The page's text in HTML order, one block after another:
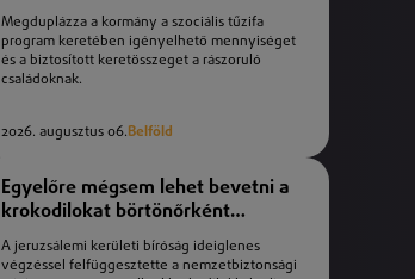
igényelhető mennyiséget
Megduplázza a kormány a szociális tűzifa
program keretében igényelhető mennyiséget
és a biztosított keretösszeget a rászoruló
családoknak.
2026. augusztus 06.Belföld
Egyelőre mégsem lehet bevetni a
krokodilokat börtönőrként
Izraelben
A jeruzsálemi kerületi bíróság ideiglenes
végzéssel felfüggesztette a nemzetbiztonsági